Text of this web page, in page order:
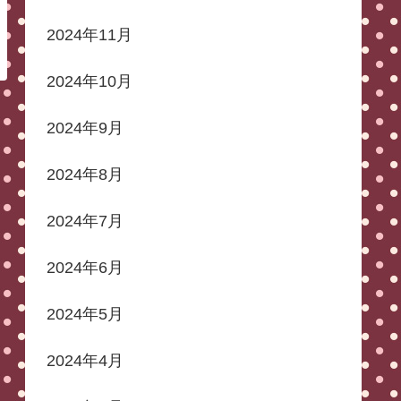
2024年11月
2024年10月
2024年9月
2024年8月
2024年7月
2024年6月
2024年5月
2024年4月